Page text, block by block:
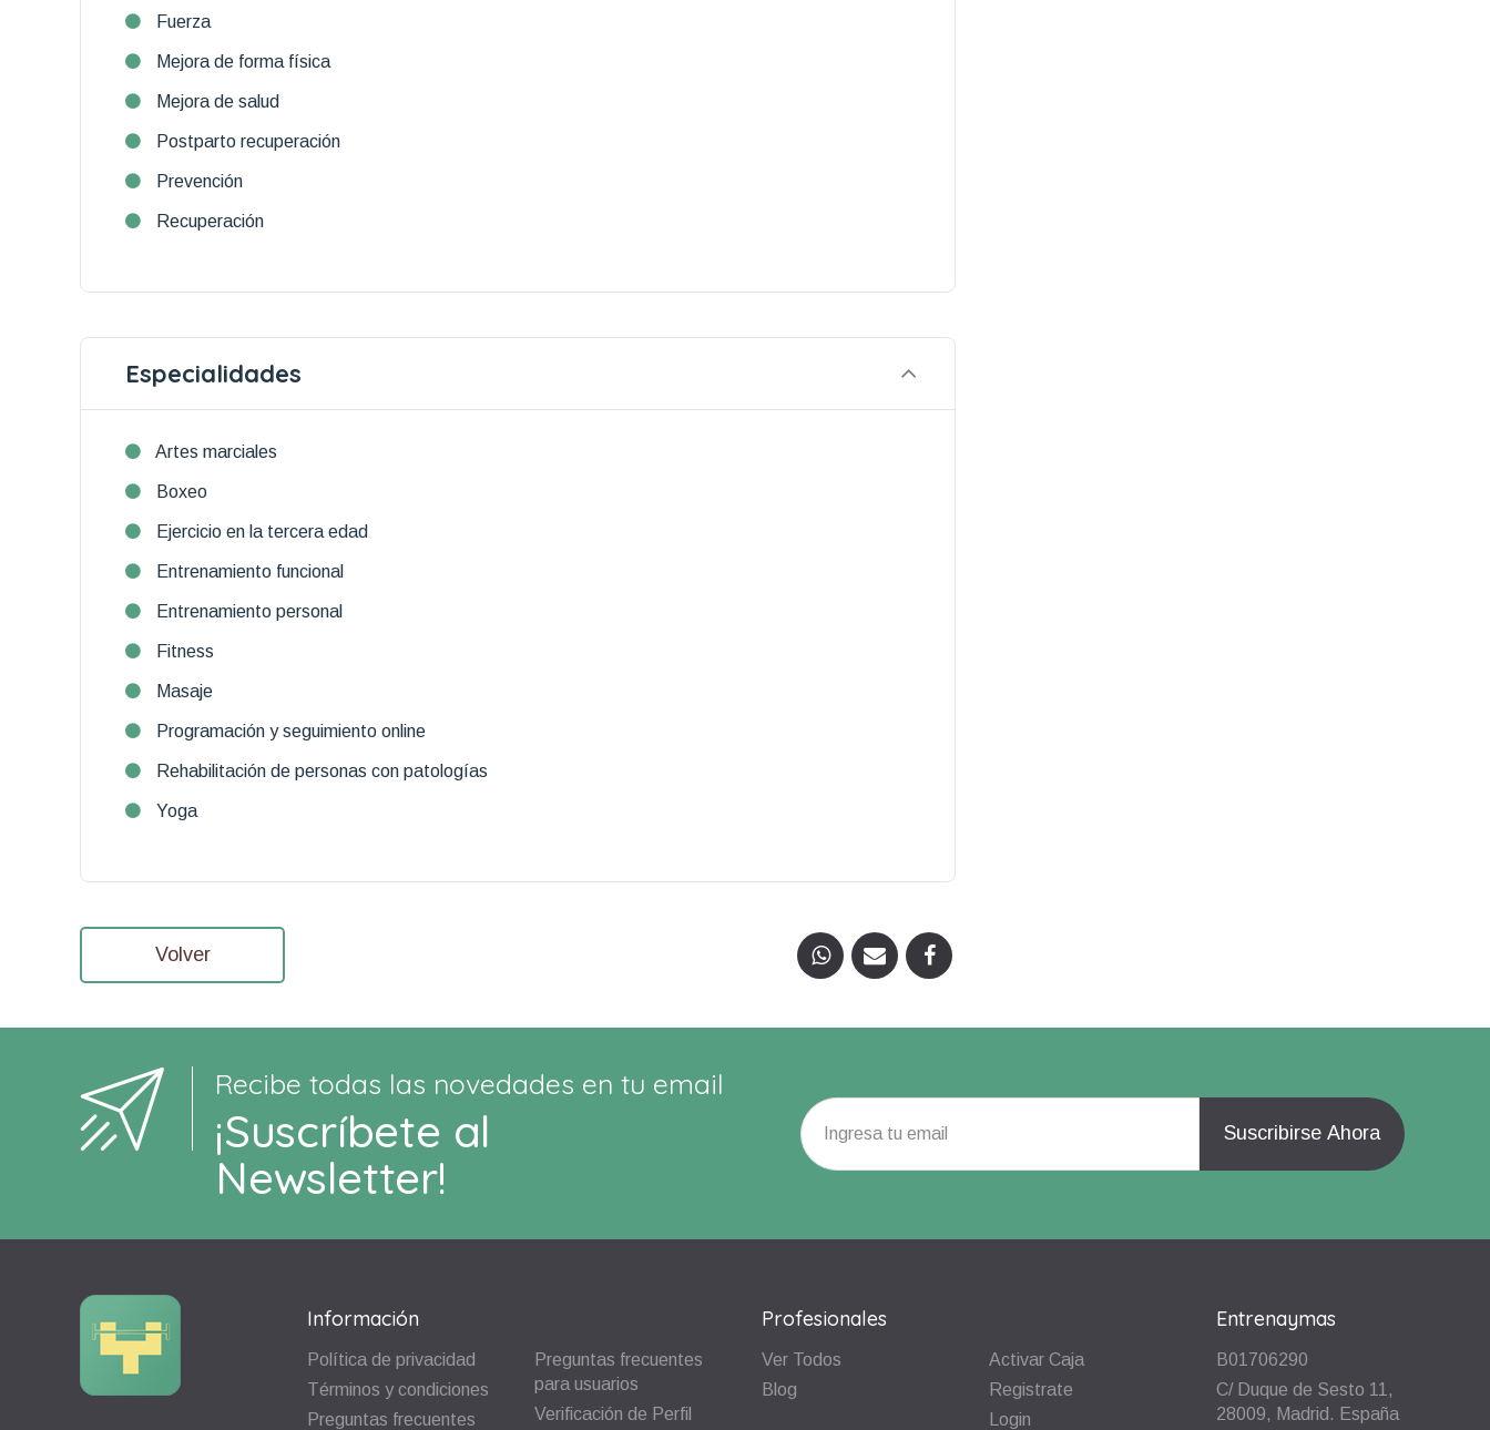
Fuerza
Mejora de forma física
Mejora de salud
Postparto recuperación
Prevención
Recuperación
Especialidades
Artes marciales
Boxeo
Ejercicio en la tercera edad
Entrenamiento funcional
Entrenamiento personal
Fitness
Masaje
Programación y seguimiento online
Rehabilitación de personas con patologías
Yoga
Volver
Recibe todas las novedades en tu email
¡Suscríbete al
Newsletter!
Información
Política de privacidad
Términos y condiciones
Preguntas frecuentes
Preguntas frecuentes
para usuarios
Verificación de Perfil
Profesionales
Ver Todos
Blog
Activar Caja
Registrate
Login
Entrenaymas
B01706290
C/ Duque de Sesto 11,
28009, Madrid. España